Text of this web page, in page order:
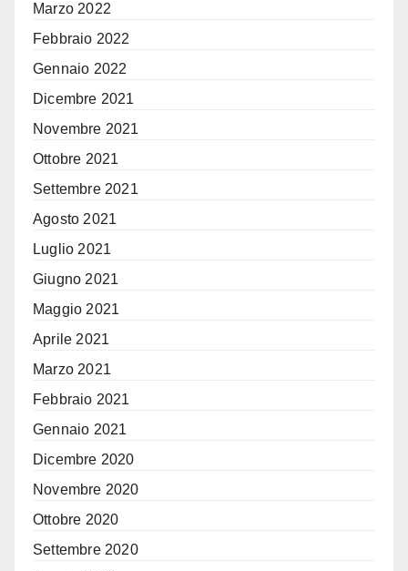
Marzo 2022
Febbraio 2022
Gennaio 2022
Dicembre 2021
Novembre 2021
Ottobre 2021
Settembre 2021
Agosto 2021
Luglio 2021
Giugno 2021
Maggio 2021
Aprile 2021
Marzo 2021
Febbraio 2021
Gennaio 2021
Dicembre 2020
Novembre 2020
Ottobre 2020
Settembre 2020